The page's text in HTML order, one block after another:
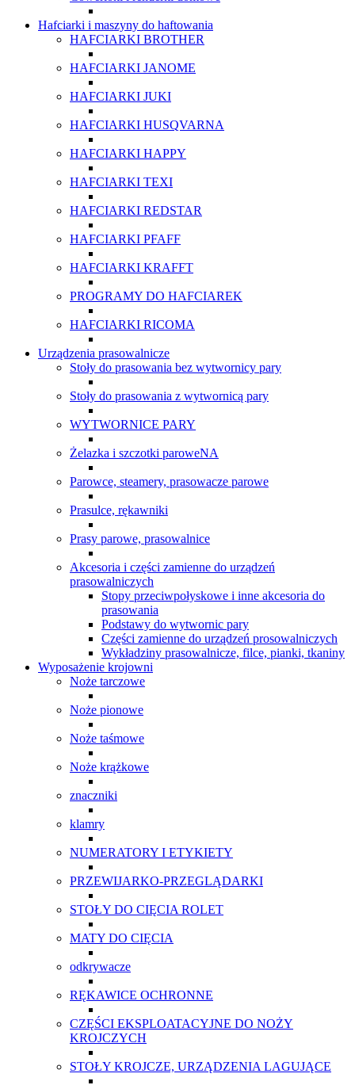
Hafciarki i maszyny do haftowania
HAFCIARKI BROTHER
HAFCIARKI JANOME
HAFCIARKI JUKI
HAFCIARKI HUSQVARNA
HAFCIARKI HAPPY
HAFCIARKI TEXI
HAFCIARKI REDSTAR
HAFCIARKI PFAFF
HAFCIARKI KRAFFT
PROGRAMY DO HAFCIAREK
HAFCIARKI RICOMA
Urządzenia prasowalnicze
Stoły do prasowania bez wytwornicy pary
Stoły do prasowania z wytwornicą pary
WYTWORNICE PARY
Żelazka i szczotki paroweNA
Parowce, steamery, prasowacze parowe
Prasulce, rękawniki
Prasy parowe, prasowalnice
Akcesoria i części zamienne do urządzeń
prasowalniczych
Stopy przeciwpołyskowe i inne akcesoria do
prasowania
Podstawy do wytwornic pary
Części zamienne do urządzeń prosowalniczych
Wykładziny prasowalnicze, filce, pianki, tkaniny
Wyposażenie krojowni
Noże tarczowe
Noże pionowe
Noże taśmowe
Noże krążkowe
znaczniki
klamry
NUMERATORY I ETYKIETY
PRZEWIJARKO-PRZEGLĄDARKI
STOŁY DO CIĘCIA ROLET
MATY DO CIĘCIA
odkrywacze
RĘKAWICE OCHRONNE
CZĘŚCI EKSPLOATACYJNE DO NOŻY
KROJCZYCH
STOŁY KROJCZE, URZĄDZENIA LAGUJĄCE